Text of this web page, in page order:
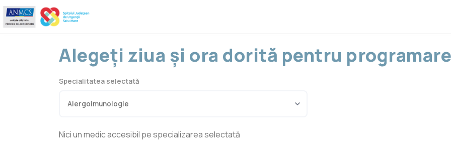
Alegeți ziua și ora dorită pentru
Specialitatea selectată
Nici un medic accesibil pe specializarea selectată